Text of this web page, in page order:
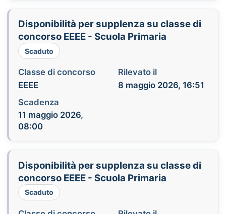
Disponibilità per supplenza su classe di
concorso EEEE - Scuola Primaria
Scaduto
Classe di concorso
EEEE
Rilevato il
8 maggio 2026, 16:51
Scadenza
11 maggio 2026,
08:00
Disponibilità per supplenza su classe di
concorso EEEE - Scuola Primaria
Scaduto